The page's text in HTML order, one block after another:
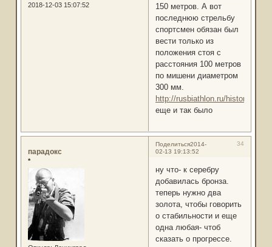
2018-12-03 15:07:52
150 метров. А вот
последнюю стрельбу
спортсмен обязан был
вести только из
положения стоя с
расстояния 100 метров
по мишени диаметром
300 мм.
http://rusbiathlon.ru/history/
еще и так было
Поделиться 34
2014-
02-13 19:13:52
парадокс
*
ну что- к серебру
добавилась бронза.
теперь нужно два
золота, чтобы говорить
о стабильности и еще
одна любая- чтоб
сказать о прогрессе.